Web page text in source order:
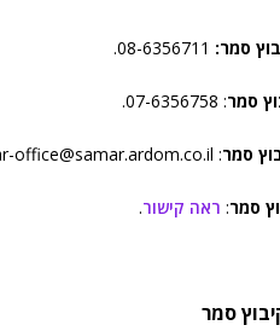
סמר: 08-6356711.
סמר: 07-6356758.
: samar-office@samar.ardom.co.il.
סמר: ראה קישור.
סמר